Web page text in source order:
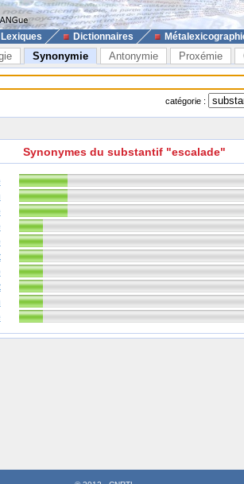
Lexiques Dictionnaires
Synonymie Antonymie Proxémie
catégorie :
Synonymes du substantif "escalade"